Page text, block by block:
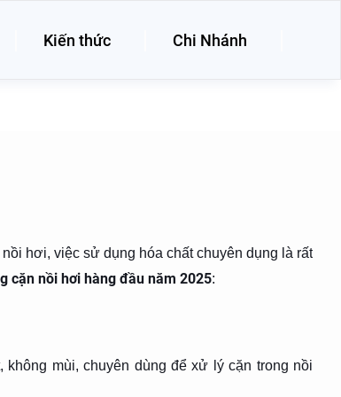
Kiến thức Chi Nhánh
hơi, việc sử dụng hóa chất chuyên dụng là rất
cặn nồi hơi hàng đầu năm 2025:
không mùi, chuyên dùng để xử lý cặn trong nồi